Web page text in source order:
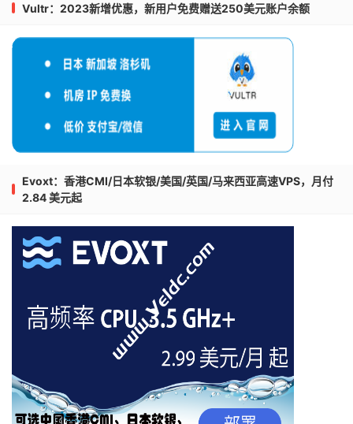
Vultr：2023新增优惠，新用户免费赠送250美元账户余额
Evoxt：香港CMI/日本软银/美国/英国/马来西亚高速VPS，月付
2.84 美元起